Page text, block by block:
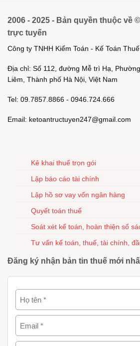
2006 - 2025 - Bản quyền thuộc về
trực tuyến
Công ty TNHH Kiểm Toán - Kế Toán
Địa chỉ: Số 112, đường Mễ trì Hạ,
Liêm, Thành phố Hà Nội, Việt Nam
Tel: 09.7857.8866 - 0946.724.666
Email: ketoantructuyen247@gmail.com
Kê khai thuế trọn gói
Lập báo cáo tài chính
Lập hồ sơ vay vốn ngân hàng
Quyết toán thuế
Soát xét kế toán, hoàn thiện sổ
Tư vấn kế toán, thuế, tài chính,
Đăng ký nhận bản tin thuế mới